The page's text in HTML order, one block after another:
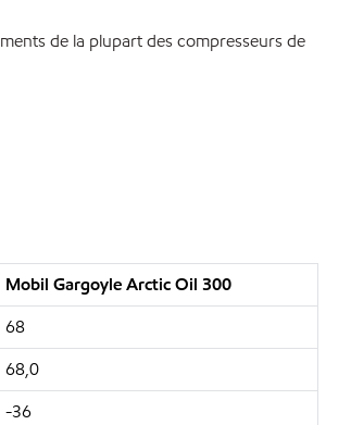
de la plupart des compresseurs de
Mobil Gargoyle Arctic Oil 300
68
68,0
-36